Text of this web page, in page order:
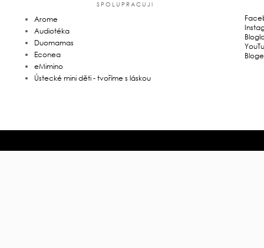
SPOLUPRACUJI
Arome
Audiotéka
Duomamas
Econea
eMimino
Ústecké mini děti - tvoříme s láskou